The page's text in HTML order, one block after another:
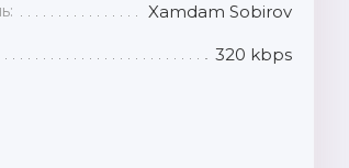
Xamdam Sobirov
320 kbps